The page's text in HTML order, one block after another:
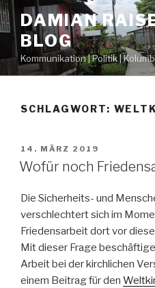
Zum
Inhalt
springen
DAMIAN
BLOG
Kommunikation | Politik |
SCHLAGWORT:
VERÖFFENTLICHT
AM
14. MÄRZ 2019
Wofür noch
Die Sicherheits- und
verschlechtert sich im
Friedensarbeit dort vor
Mit dieser Frage
Arbeit bei der kirchlichen
einem Beitrag für den